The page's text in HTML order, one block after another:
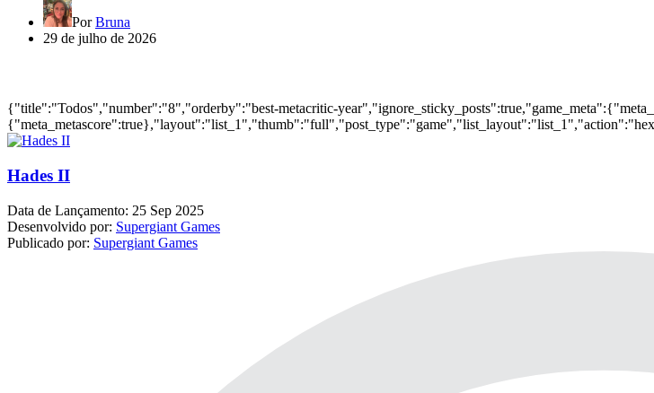
PorBruna
29 de julho de 2026
{"title":"Todos","number":"8","orderby":"best-metacritic-
Hades II
Data de Lançamento: 25 Sep 2025
Desenvolvido por: Supergiant Games
Publicado por: Supergiant Games